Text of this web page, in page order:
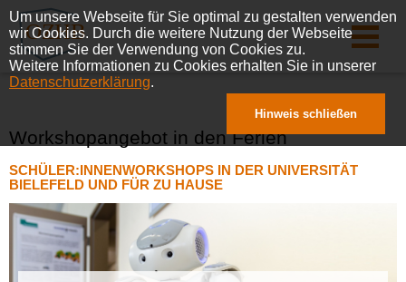
Workshopangebot in den Ferien
SCHÜLER:INNENWORKSHOPS IN DER UNIVERSITÄT
BIELEFELD UND FÜR ZU HAUSE
Um unsere Webseite für Sie optimal zu gestalten verwenden
wir Cookies. Durch die weitere Nutzung der Webseite
stimmen Sie der Verwendung von Cookies zu.
Weitere Informationen zu Cookies erhalten Sie in unserer
Datenschutzerklärung.
Hinweis schließen